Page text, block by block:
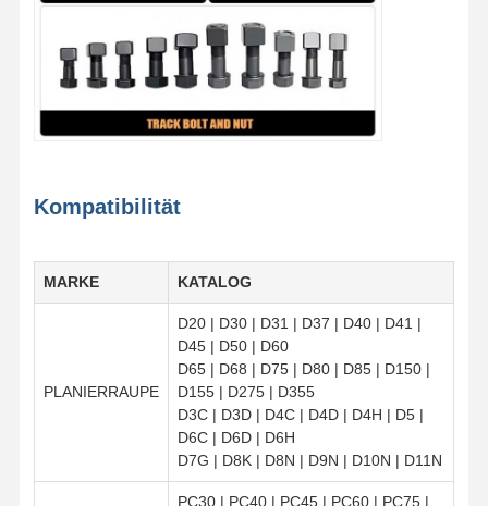
Kompatibilität
MARKE KATALOG
PLANIERRAUPE
D20 | D30 | D31 | D37 | D40 | D41 |
D45 | D50 | D60
D65 | D68 | D75 | D80 | D85 | D150 |
D155 | D275 | D355
D3C | D3D | D4C | D4D | D4H | D5 |
D6C | D6D | D6H
D7G | D8K | D8N | D9N | D10N | D11N
PC30 | PC40 | PC45 | PC60 | PC75 |